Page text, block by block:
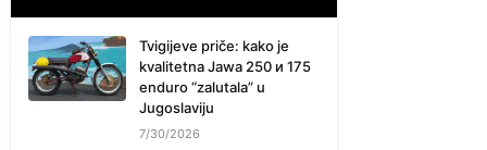
Tvigijeve priče: kako je
kvalitetna Jawa 250 и 175
enduro “zalutala” u
Jugoslaviju
7/30/2026